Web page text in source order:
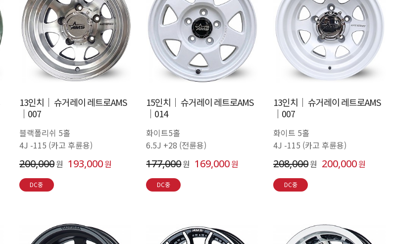
13인치│ 슈거레이 레트로AMS
│007
블랙폴리쉬 5홀
4J -115 (카고 후륜용)
200,000원 193,000원
DC중
15인치│ 슈거레이 레트로AMS
│014
화이트5홀
6.5J +28 (전륜용)
177,000원 169,000원
DC중
13인치│ 슈거레이 레트로AMS
│007
화이트 5홀
4J -115 (카고 후륜용)
208,000원 200,000원
DC중